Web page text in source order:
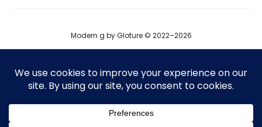
Modern g by Gloture © 2022–2026
運営会社
プロダクト掲載